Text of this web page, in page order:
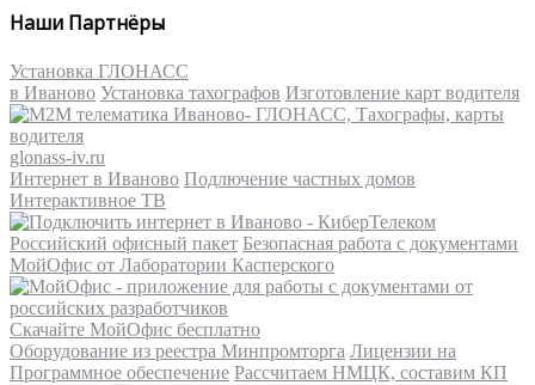
Наши Партнёры
Установка ГЛОНАСС
в Иваново Установка тахографов Изготовление карт водителя
glonass-iv.ru
Интернет в Иваново Подлючение частных домов
Интерактивное ТВ
Российский офисный пакет Безопасная работа с документами
МойОфис от Лаборатории Касперского
Скачайте МойОфис бесплатно
Оборудование из реестра Минпромторга Лицензии на
Программное обеспечение Рассчитаем НМЦК, составим КП